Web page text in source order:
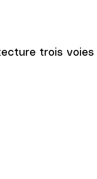
trois voies